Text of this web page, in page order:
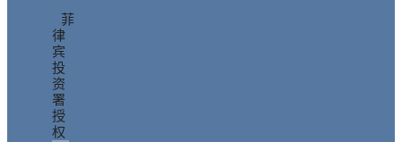
菲
律
宾
投
资
署
授
权